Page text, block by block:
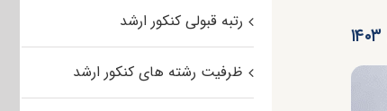
رتبه قبولی کنکور ارشد
ظرفیت رشته های کنکور ارشد